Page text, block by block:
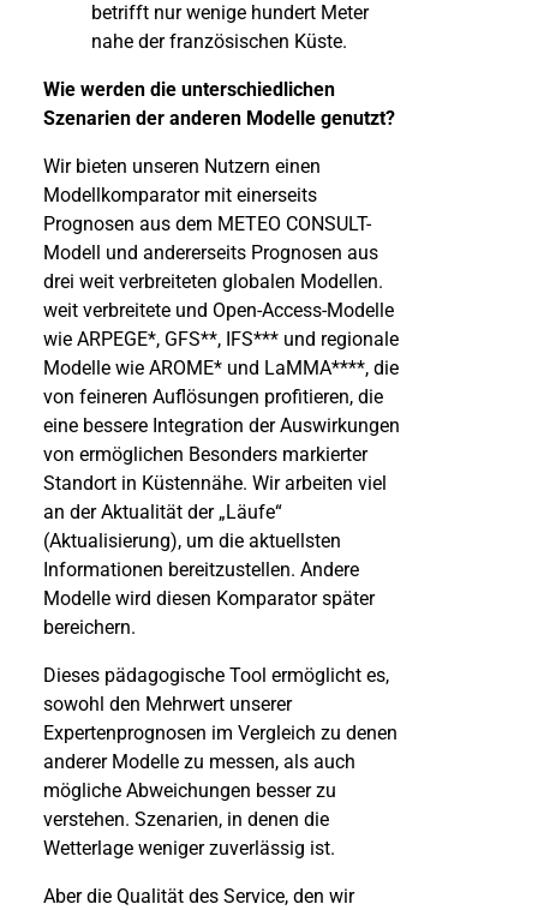
betrifft nur wenige hundert Meter
nahe der französischen Küste.
Wie werden die unterschiedlichen
Szenarien der anderen Modelle genutzt?
Wir bieten unseren Nutzern einen
Modellkomparator mit einerseits
Prognosen aus dem METEO CONSULT-
Modell und andererseits Prognosen aus
drei weit verbreiteten globalen Modellen.
weit verbreitete und Open-Access-Modelle
wie ARPEGE*, GFS**, IFS*** und regionale
Modelle wie AROME* und LaMMA****, die
von feineren Auflösungen profitieren, die
eine bessere Integration der Auswirkungen
von ermöglichen Besonders markierter
Standort in Küstennähe. Wir arbeiten viel
an der Aktualität der „Läufe“
(Aktualisierung), um die aktuellsten
Informationen bereitzustellen. Andere
Modelle wird diesen Komparator später
bereichern.
Dieses pädagogische Tool ermöglicht es,
sowohl den Mehrwert unserer
Expertenprognosen im Vergleich zu denen
anderer Modelle zu messen, als auch
mögliche Abweichungen besser zu
verstehen. Szenarien, in denen die
Wetterlage weniger zuverlässig ist.
Aber die Qualität des Service, den wir